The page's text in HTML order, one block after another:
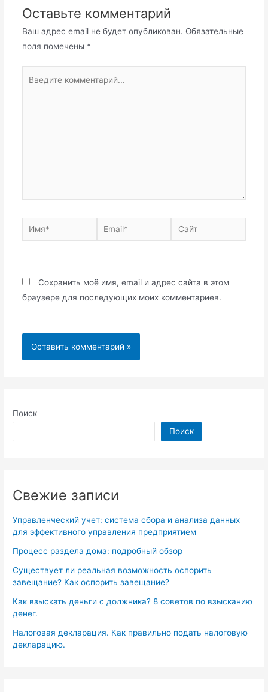
Поиск
Поиск
Свежие записи
Управленческий учет: система сбора и анализа данных
для эффективного управления предприятием
Процесс раздела дома: подробный обзор
Существует ли реальная возможность оспорить
завещание? Как оспорить завещание?
Как взыскать деньги с должника? 8 советов по взысканию
денег.
Налоговая декларация. Как правильно подать налоговую
декларацию.
Оставьте комментарий
Ваш адрес email не будет опубликован. Обязательные
поля помечены *
Имя* Email* Сайт
Сохранить моё имя, email и адрес сайта в этом
браузере для последующих моих комментариев.